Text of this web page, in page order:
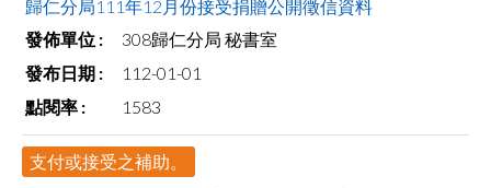
歸仁分局111年12月份接受捐贈公開徵信資料
308歸仁分局 秘書室
112-01-01
1583
支付或接受之補助。